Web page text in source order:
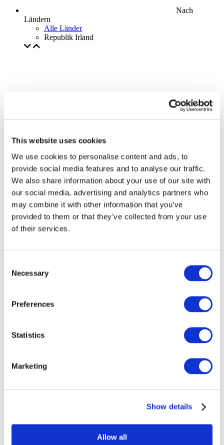
This website uses cookies
We use cookies to personalise content and ads, to
provide social media features and to analyse our traffic.
We also share information about your use of our site with
our social media, advertising and analytics partners who
may combine it with other information that you’ve
provided to them or that they’ve collected from your use
of their services.
Selection
Necessary
Preferences
Statistics
Marketing
Show details
Allow all
Nach
Ländern
Alle Länder
Republik Irland
Veranstaltungen
Unser spezielles Angebot
Ohne Subgenre